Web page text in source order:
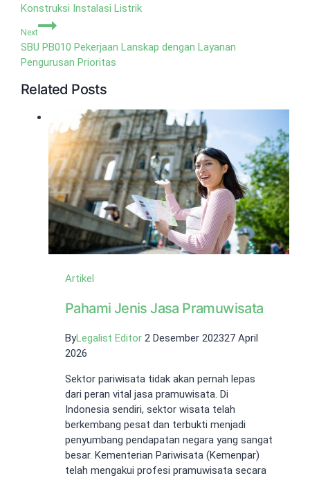
Konstruksi Instalasi Listrik
Next
SBU PB010 Pekerjaan Lanskap dengan Layanan
Pengurusan Prioritas
Related Posts
Artikel
Pahami Jenis Jasa Pramuwisata
ByLegalist Editor 2 Desember 202327 April
2026
Sektor pariwisata tidak akan pernah lepas
dari peran vital jasa pramuwisata. Di
Indonesia sendiri, sektor wisata telah
berkembang pesat dan terbukti menjadi
penyumbang pendapatan negara yang sangat
besar. Kementerian Pariwisata (Kemenpar)
telah mengakui profesi pramuwisata secara